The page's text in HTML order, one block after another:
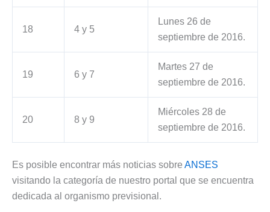
18 4 y 5
Lunes 26 de
septiembre de 2016.
19 6 y 7
Martes 27 de
septiembre de 2016.
20 8 y 9
Miércoles 28 de
septiembre de 2016.
Es posible encontrar más noticias sobre ANSES
visitando la categoría de nuestro portal que se encuentra
dedicada al organismo previsional.